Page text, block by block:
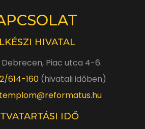
HIVATAL
Piac utca 4-6.
614-160(hivatali időben)
IDŐ